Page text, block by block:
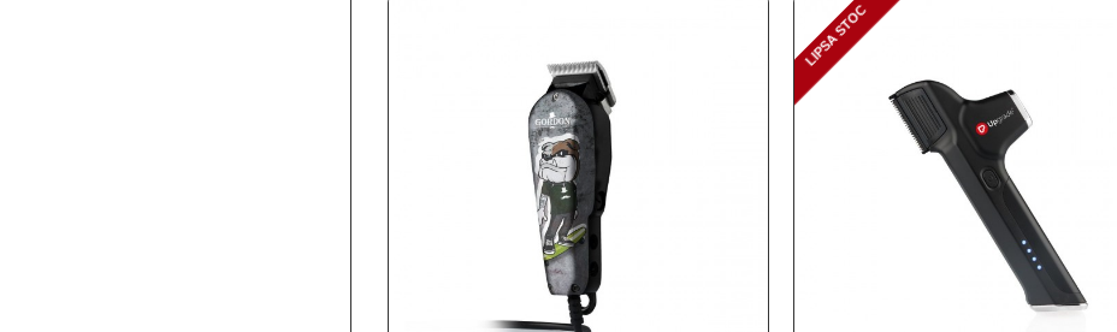
LIPSA STOC
LIPSA STOC